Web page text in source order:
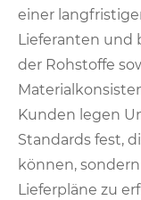
einer
Lieferanten und
der Rohstoffe
Kunden legen
Standards fest,
können,
Lieferpläne zu